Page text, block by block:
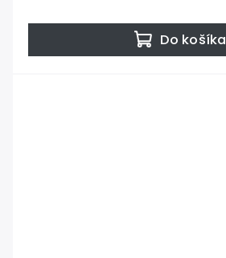
Do košíka